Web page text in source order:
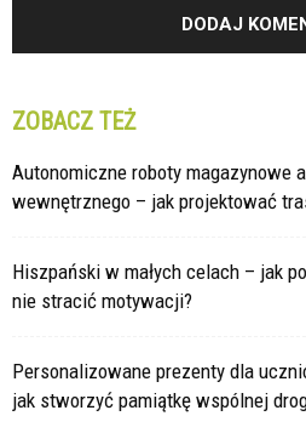
ZOBACZ TEŻ
Autonomiczne roboty magazynowe
wewnętrznego – jak projektować
Hiszpański w małych celach – jak
nie stracić motywacji?
Personalizowane prezenty dla
jak stworzyć pamiątkę wspólnej